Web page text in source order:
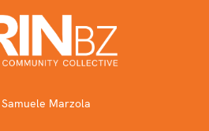
Samuele Marzola